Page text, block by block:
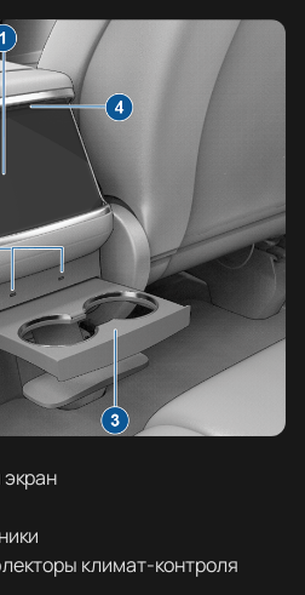
климат-контроля